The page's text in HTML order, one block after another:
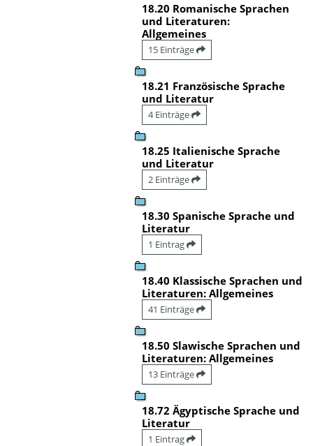
18.20 Romanische Sprachen
und Literaturen:
Allgemeines
15 Einträge
18.21 Französische Sprache
und Literatur
4 Einträge
18.25 Italienische Sprache
und Literatur
2 Einträge
18.30 Spanische Sprache und
Literatur
1 Eintrag
18.40 Klassische Sprachen und
Literaturen: Allgemeines
41 Einträge
18.50 Slawische Sprachen und
Literaturen: Allgemeines
13 Einträge
18.72 Ägyptische Sprache und
Literatur
1 Eintrag